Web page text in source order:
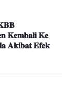
𝐊𝐁𝐁
𝐊𝐞𝐦𝐛𝐚𝐥𝐢 𝐊𝐞
𝐀𝐤𝐢𝐛𝐚𝐭 𝐄𝐟𝐞𝐤